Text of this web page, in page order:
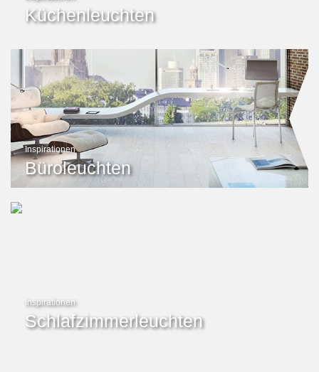
Küchenleuchten
Inspirationen
Büroleuchten
Inspirationen
Schlafzimmerleuchten